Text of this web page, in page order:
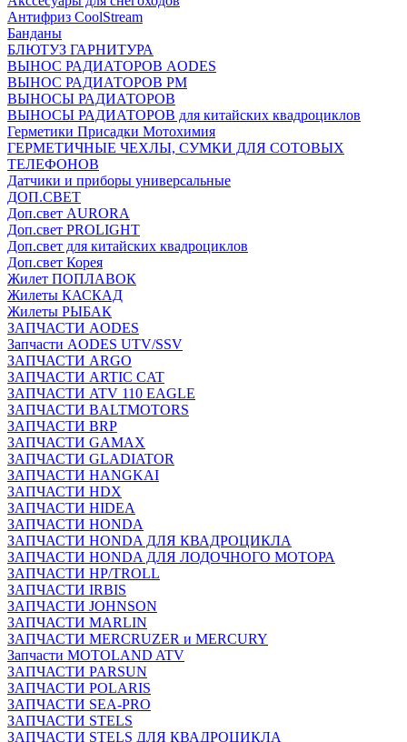
Антифриз CoolStream
Банданы
БЛЮТУЗ ГАРНИТУРА
ВЫНОС РАДИАТОРОВ AODES
ВЫНОС РАДИАТОРОВ РМ
ВЫНОСЫ РАДИАТОРОВ
ВЫНОСЫ РАДИАТОРОВ для китайских квадроциклов
Герметики Присадки Мотохимия
ГЕРМЕТИЧНЫЕ ЧЕХЛЫ, СУМКИ ДЛЯ СОТОВЫХ
ТЕЛЕФОНОВ
Датчики и приборы универсальные
ДОП.СВЕТ
Доп.свет AURORA
Доп.свет PROLIGHT
Доп.свет для китайских квадроциклов
Доп.свет Корея
Жилет ПОПЛАВОК
Жилеты КАСКАД
Жилеты РЫБАК
ЗАПЧАСТИ AODES
Запчасти AODES UTV/SSV
ЗАПЧАСТИ ARGO
ЗАПЧАСТИ ARTIC CAT
ЗАПЧАСТИ ATV 110 EAGLE
ЗАПЧАСТИ BALTMOTORS
ЗАПЧАСТИ BRP
ЗАПЧАСТИ GAMAX
ЗАПЧАСТИ GLADIATOR
ЗАПЧАСТИ HANGKAI
ЗАПЧАСТИ HDX
ЗАПЧАСТИ HIDEA
ЗАПЧАСТИ HONDA
ЗАПЧАСТИ HONDA ДЛЯ КВАДРОЦИКЛА
ЗАПЧАСТИ HONDA ДЛЯ ЛОДОЧНОГО МОТОРА
ЗАПЧАСТИ HP/TROLL
ЗАПЧАСТИ IRBIS
ЗАПЧАСТИ JOHNSON
ЗАПЧАСТИ MARLIN
ЗАПЧАСТИ MERCRUZER и MERCURY
Запчасти MOTOLAND ATV
ЗАПЧАСТИ PARSUN
ЗАПЧАСТИ POLARIS
ЗАПЧАСТИ SEA-PRO
ЗАПЧАСТИ STELS
ЗАПЧАСТИ STELS ДЛЯ КВАДРОЦИКЛА